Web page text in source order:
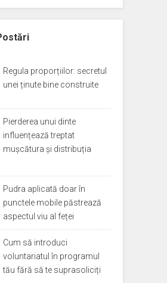
Regula proporțiilor: secretul
unei ținute bine construite
Pierderea unui dinte
influențează treptat
mușcătura și distribuția
Pudra aplicată doar în
punctele mobile păstrează
aspectul viu al feței
Cum să introduci
voluntariatul în programul
tău fără să te suprasoliciți